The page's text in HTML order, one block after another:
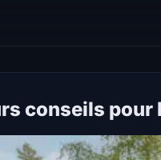
conseils pour